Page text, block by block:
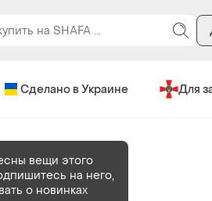
Сделано в Украине Для
1 шт
вещи этого
на него,
о новинках